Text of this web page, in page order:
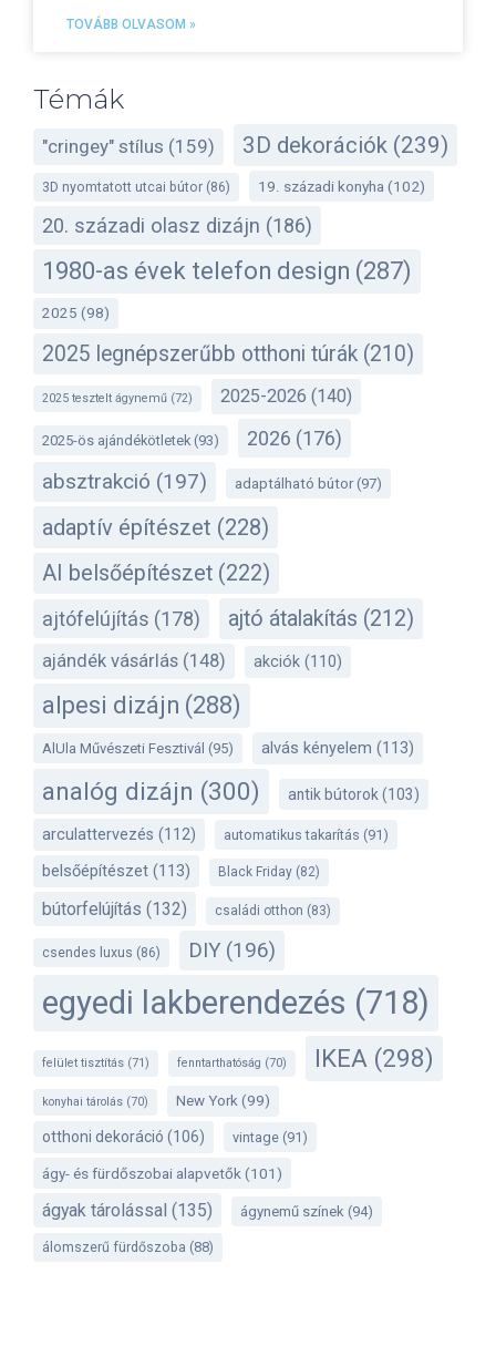
TOVÁBB OLVASOM »
Témák
"cringey" stílus (159) 3D dekorációk (239)
3D nyomtatott utcai bútor (86) 19. századi konyha (102)
20. századi olasz dizájn (186)
1980-as évek telefon design (287)
2025 (98)
2025 legnépszerűbb otthoni túrák (210)
2025 tesztelt ágynemű (72) 2025-2026 (140)
2025-ös ajándékötletek (93) 2026 (176)
absztrakció (197) adaptálható bútor(97)
adaptív építészet (228)
AI belsőépítészet (222)
ajtófelújítás (178) ajtó átalakítás (212)
ajándék vásárlás (148) akciók (110)
alpesi dizájn (288)
AlUla Művészeti Fesztivál (95) alvás kényelem (113)
analóg dizájn (300) antik bútorok(103)
arculattervezés (112) automatikus takarítás (91)
belsőépítészet (113) Black Friday (82)
bútorfelújítás (132) családi otthon (83)
csendes luxus (86) DIY (196)
egyedi lakberendezés (718)
felület tisztítás (71) fenntarthatóság (70) IKEA (298)
konyhai tárolás (70) New York (99)
otthoni dekoráció (106) vintage (91)
ágy- és fürdőszobai alapvetők(101)
ágyak tárolással (135) ágynemű színek (94)
álomszerű fürdőszoba (88)